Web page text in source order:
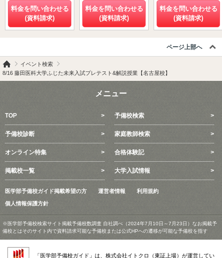
料金を問い合わせる
(資料請求)
料金を問い合わせる
(資料請求)
料金を問い合わせる
(資料請求)
ページ上部へ
イベント検索
8/16 藤田医科大学ふじた未来入試プレテスト&解説授業【名古屋校】
メニュー
TOP 予備校検索
予備校診断 家庭教師検索
オンライン特集 合格体験記
掲載校一覧 大学入試情報
医学部予備校ガイド掲載希望の方 運営者情報 利用規約
個人情報保護方針
※医学部予備校検索サイト掲載予備校数調査 自社調べ（2024年7月10日～7月23日）なお掲載予
備校とはそのサイト内で資料請求可能な予備校または公式HPへの遷移が可能な予備校を指す
「医学部予備校ガイド」は、株式会社イトクロ（東証上場）が運営してい